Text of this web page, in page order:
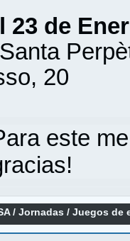
23 de
20
este
/Jornadas /Juegos de